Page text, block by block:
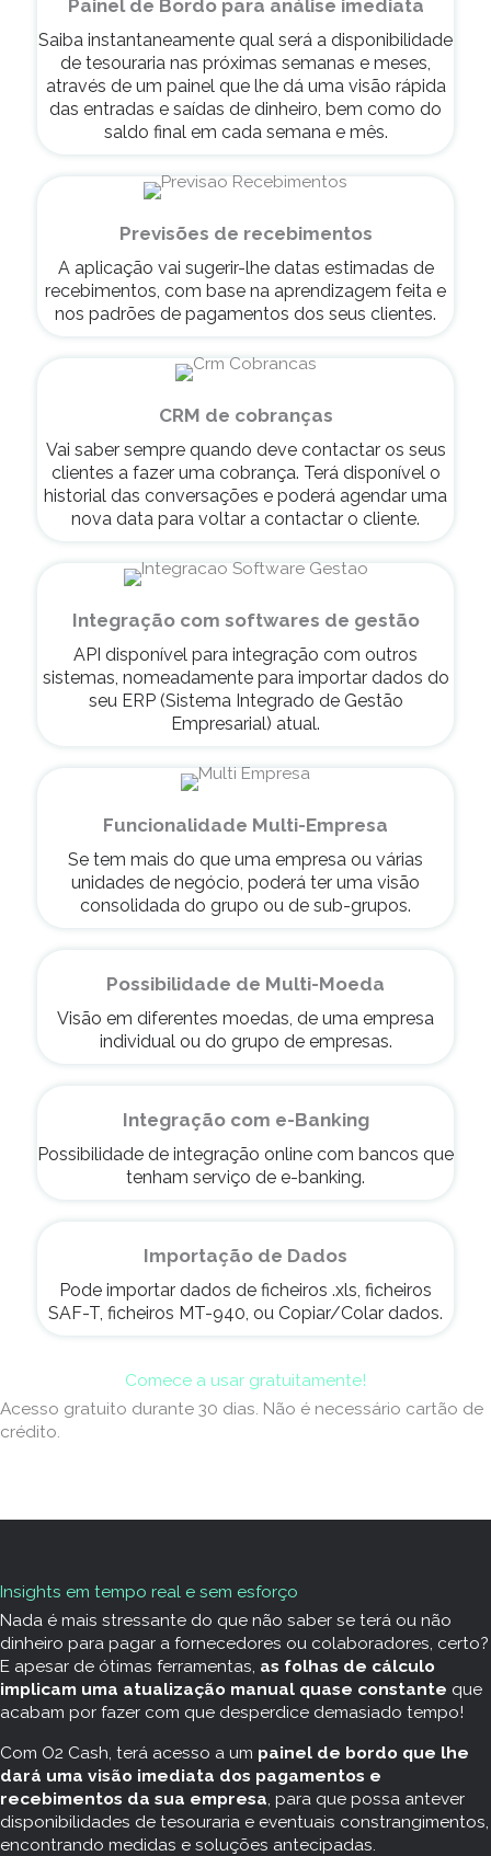
Painel de Bordo para análise imediata
Saiba instantaneamente qual será a disponibilidade
de tesouraria nas próximas semanas e meses,
através de um painel que lhe dá uma visão rápida
das entradas e saídas de dinheiro, bem como do
saldo final em cada semana e mês.
Previsões de recebimentos
A aplicação vai sugerir-lhe datas estimadas de
recebimentos, com base na aprendizagem feita e
nos padrões de pagamentos dos seus clientes.
CRM de cobranças
Vai saber sempre quando deve contactar os seus
clientes a fazer uma cobrança. Terá disponível o
historial das conversações e poderá agendar uma
nova data para voltar a contactar o cliente.
Integração com softwares de gestão
API disponível para integração com outros
sistemas, nomeadamente para importar dados do
seu ERP (Sistema Integrado de Gestão
Empresarial) atual.
Funcionalidade Multi-Empresa
Se tem mais do que uma empresa ou várias
unidades de negócio, poderá ter uma visão
consolidada do grupo ou de sub-grupos.
Possibilidade de Multi-Moeda
Visão em diferentes moedas, de uma empresa
individual ou do grupo de empresas.
Integração com e-Banking
Possibilidade de integração online com bancos que
tenham serviço de e-banking.
Importação de Dados
Pode importar dados de ficheiros .xls, ficheiros
SAF-T, ficheiros MT-940, ou Copiar/Colar dados.
Comece a usar gratuitamente!
Acesso gratuito durante 30 dias. Não é necessário cartão de
crédito.
Insights em tempo real e sem esforço
Nada é mais stressante do que não saber se terá ou não
dinheiro para pagar a fornecedores ou colaboradores, certo?
E apesar de ótimas ferramentas, as folhas de cálculo
implicam uma atualização manual quase constante que
acabam por fazer com que desperdice demasiado tempo!
Com O2 Cash, terá acesso a um painel de bordo que lhe
dará uma visão imediata dos pagamentos e
recebimentos da sua empresa, para que possa antever
disponibilidades de tesouraria e eventuais constrangimentos,
encontrando medidas e soluções antecipadas.